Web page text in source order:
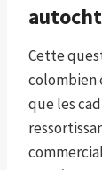
Cette
colombien
que les